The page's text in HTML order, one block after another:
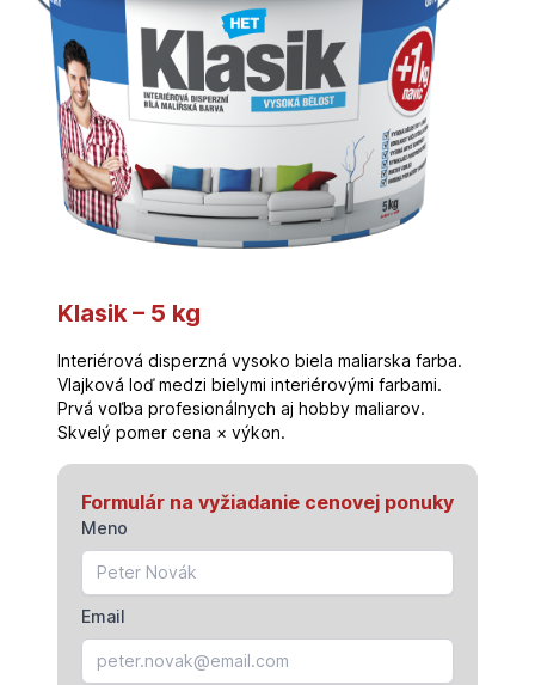
Klasik – 5 kg
Interiérová disperzná vysoko biela maliarska farba.
Vlajková loď medzi bielymi interiérovými farbami.
Prvá voľba profesionálnych aj hobby maliarov.
Skvelý pomer cena × výkon.
Formulár na vyžiadanie cenovej ponuky
Meno
Email